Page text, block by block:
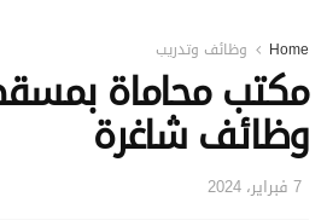
Home وظائف وتدريب
مكتب محاماة
وظائف شاغرة
7 فبراير، 2024